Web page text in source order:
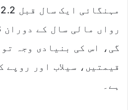
گی، اس کی بنیادی وجہ
قیمتیں، سیلاب اور روپے
ہے۔